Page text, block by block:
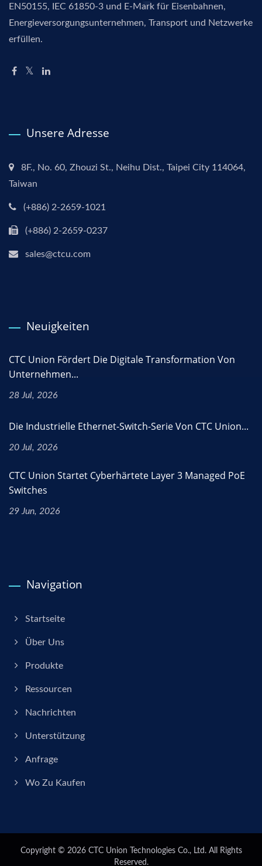
EN50155, IEC 61850-3 und E-Mark für Eisenbahnen,
Energieversorgungsunternehmen, Transport und Netzwerke
erfüllen.
Unsere Adresse
8F., No. 60, Zhouzi St., Neihu Dist., Taipei City 114064,
Taiwan
(+886) 2-2659-1021
(+886) 2-2659-0237
sales@ctcu.com
Neuigkeiten
CTC Union Fördert Die Digitale Transformation Von
Unternehmen...
28 Jul, 2026
Die Industrielle Ethernet-Switch-Serie Von CTC Union...
20 Jul, 2026
CTC Union Startet Cyberhärtete Layer 3 Managed PoE
Switches
29 Jun, 2026
Navigation
Startseite
Über Uns
Produkte
Ressourcen
Nachrichten
Unterstützung
Anfrage
Wo Zu Kaufen
Copyright © 2026 CTC Union Technologies Co., Ltd.All Rights
Reserved.